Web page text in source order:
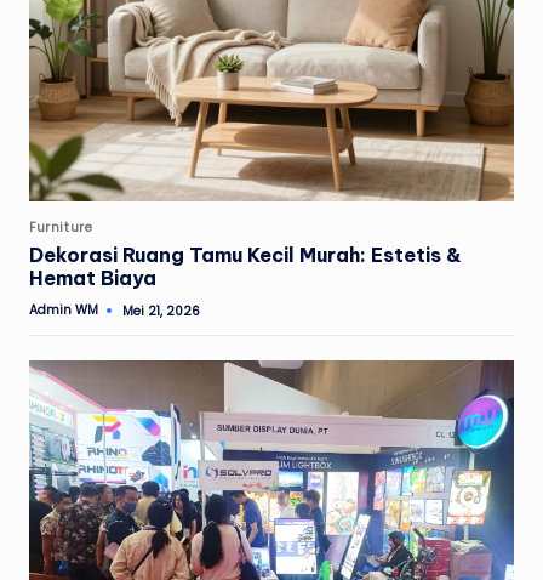
Posted
in
Furniture
Dekorasi Ruang Tamu Kecil Murah: Estetis &
Hemat Biaya
Posted
Admin WM Mei 21, 2026